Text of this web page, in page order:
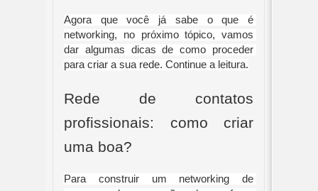
Agora que você já sabe o que é
networking, no próximo tópico, vamos
dar algumas dicas de como proceder
para criar a sua rede. Continue a leitura.
Rede de contatos
profissionais: como criar
uma boa?
Para construir um networking de